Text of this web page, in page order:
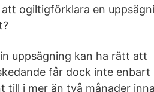
ogiltigförklara en
uppsägning kan ha rätt att
får dock inte enbart
till i mer än två månader